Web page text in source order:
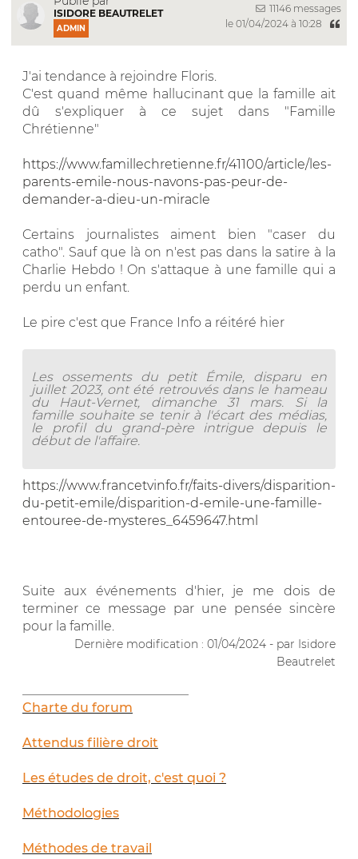
ISIDORE BEAUTRELET
ADMIN
11146 messages
le 01/04/2024 à 10:28
J'ai tendance à rejoindre Floris.
C'est quand même hallucinant que la famille ait
dû s'expliquer à ce sujet dans "Famille
Chrétienne"
https://www.famillechretienne.fr/41100/article/les-
parents-emile-nous-navons-pas-peur-de-
demander-a-dieu-un-miracle
Certains journalistes aiment bien "caser du
catho". Sauf que là on n'est pas dans la satire à la
Charlie Hebdo ! On s'attaque à une famille qui a
perdu un enfant.
Le pire c'est que France Info a réitéré hier
Les ossements du petit Émile, disparu en
juillet 2023, ont été retrouvés dans le hameau
du Haut-Vernet, dimanche 31 mars. Si la
famille souhaite se tenir à l'écart des médias,
le profil du grand-père intrigue depuis le
début de l'affaire.
https://www.francetvinfo.fr/faits-divers/disparition-
du-petit-emile/disparition-d-emile-une-famille-
entouree-de-mysteres_6459647.html
Suite aux événements d'hier, je me dois de
terminer ce message par une pensée sincère
pour la famille.
Dernière modification : 01/04/2024 - par Isidore
Beautrelet
Charte du forum
Attendus filière droit
Les études de droit, c'est quoi ?
Méthodologies
Méthodes de travail